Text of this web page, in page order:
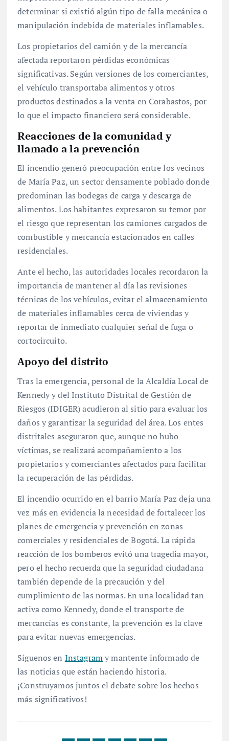
determinar si existió algún tipo de falla mecánica o
manipulación indebida de materiales inflamables.
Los propietarios del camión y de la mercancía
afectada reportaron pérdidas económicas
significativas. Según versiones de los comerciantes,
el vehículo transportaba alimentos y otros
productos destinados a la venta en Corabastos, por
lo que el impacto financiero será considerable.
Reacciones de la comunidad y
llamado a la prevención
El incendio generó preocupación entre los vecinos
de María Paz, un sector densamente poblado donde
predominan las bodegas de carga y descarga de
alimentos. Los habitantes expresaron su temor por
el riesgo que representan los camiones cargados de
combustible y mercancía estacionados en calles
residenciales.
Ante el hecho, las autoridades locales recordaron la
importancia de mantener al día las revisiones
técnicas de los vehículos, evitar el almacenamiento
de materiales inflamables cerca de viviendas y
reportar de inmediato cualquier señal de fuga o
cortocircuito.
Apoyo del distrito
Tras la emergencia, personal de la Alcaldía Local de
Kennedy y del Instituto Distrital de Gestión de
Riesgos (IDIGER) acudieron al sitio para evaluar los
daños y garantizar la seguridad del área. Los entes
distritales aseguraron que, aunque no hubo
víctimas, se realizará acompañamiento a los
propietarios y comerciantes afectados para facilitar
la recuperación de las pérdidas.
El incendio ocurrido en el barrio María Paz deja una
vez más en evidencia la necesidad de fortalecer los
planes de emergencia y prevención en zonas
comerciales y residenciales de Bogotá. La rápida
reacción de los bomberos evitó una tragedia mayor,
pero el hecho recuerda que la seguridad ciudadana
también depende de la precaución y del
cumplimiento de las normas. En una localidad tan
activa como Kennedy, donde el transporte de
mercancías es constante, la prevención es la clave
para evitar nuevas emergencias.
Síguenos en Instagramy mantente informado de
las noticias que están haciendo historia.
¡Construyamos juntos el debate sobre los hechos
más significativos!